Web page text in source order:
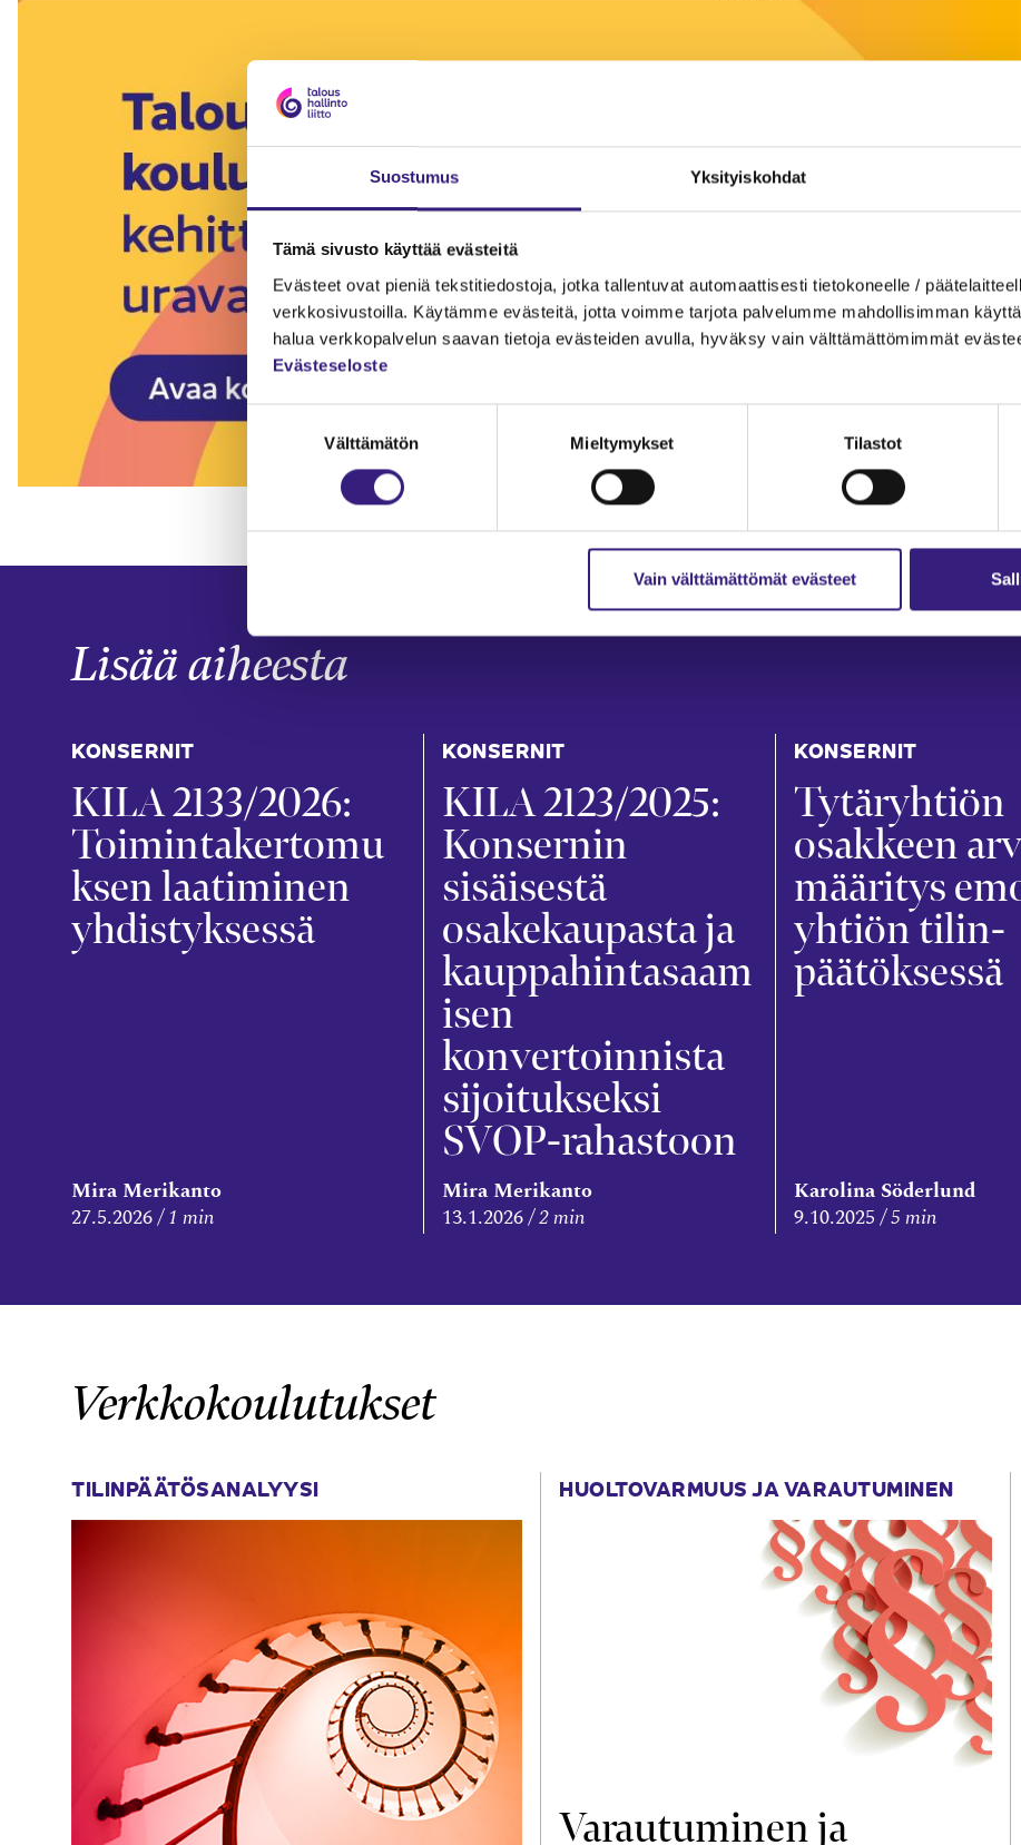
Suostumus Yksityiskohdat
Tämä sivusto käyttää evästeitä
Evästeet ovat pieniä tekstitiedostoja, jotka tallentuvat automaattisesti tietokoneelle /
verkkosivustoilla. Käytämme evästeitä, jotta voimme tarjota palvelumme mahdollisimman
halua verkkopalvelun saavan tietoja evästeiden avulla, hyväksy vain välttämättömimmät
Evästeseloste
Suostumuksen
Välttämätön Mieltymykset Tilastot
Vain välttämättömät evästeet
Lisää aiheesta
KONSERNIT
KILA 2133/2026:
Toimintakertomu
ksen laatiminen
yhdistyksessä
Mira Merikanto
27.5.2026 1 min
KONSERNIT
KILA 2123/2025:
Konsernin
sisäisestä
osakekaupasta ja
kauppahintasaam
isen
konvertoinnista
sijoitukseksi
SVOP-rahastoon
Mira Merikanto
13.1.2026 2 min
KONSERNIT
Tytär­yhtiön
osakkeen
määritys
yhtiön tilin­
päätöksessä
Karolina Söderlund
9.10.2025
5 min
Verkkokoulutukset
TILINPÄÄTÖSANALYYSI HUOLTOVARMUUS JA VARAUTUMINEN
Varautuminen ja